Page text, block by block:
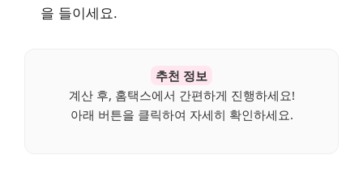
을 들이세요.
추천 정보
계산 후, 홈택스에서 간편하게 진행하세요!
아래 버튼을 클릭하여 자세히 확인하세요.